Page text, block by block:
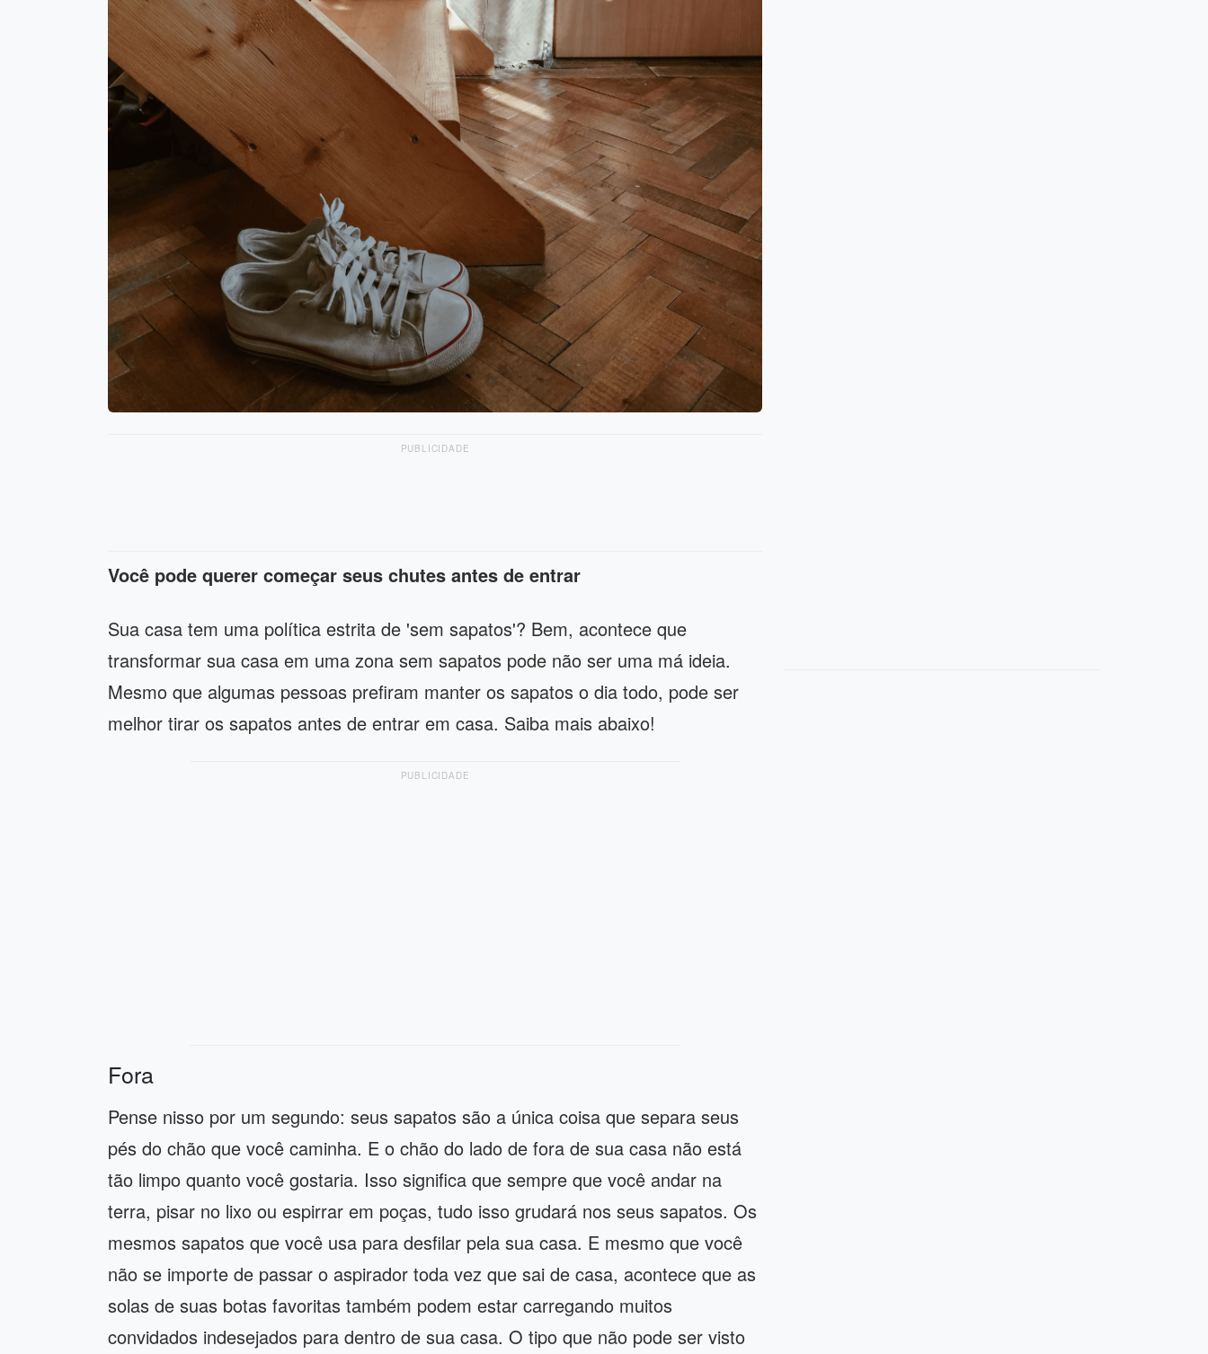
PUBLICIDADE
Você pode querer começar seus chutes antes de entrar
Sua casa tem uma política estrita de 'sem sapatos'? Bem, acontece que
transformar sua casa em uma zona sem sapatos pode não ser uma má ideia.
Mesmo que algumas pessoas prefiram manter os sapatos o dia todo, pode ser
melhor tirar os sapatos antes de entrar em casa. Saiba mais abaixo!
PUBLICIDADE
Fora
Pense nisso por um segundo: seus sapatos são a única coisa que separa seus
pés do chão que você caminha. E o chão do lado de fora de sua casa não está
tão limpo quanto você gostaria. Isso significa que sempre que você andar na
terra, pisar no lixo ou espirrar em poças, tudo isso grudará nos seus sapatos. Os
mesmos sapatos que você usa para desfilar pela sua casa. E mesmo que você
não se importe de passar o aspirador toda vez que sai de casa, acontece que as
solas de suas botas favoritas também podem estar carregando muitos
convidados indesejados para dentro de sua casa. O tipo que não pode ser visto